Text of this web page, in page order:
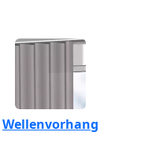
Wellenvorhang